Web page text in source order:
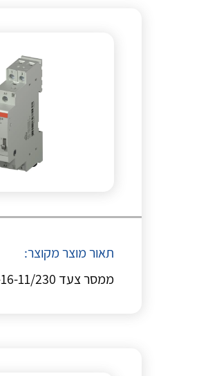
תאור מוצר מקוצר:
ממסר צעד ABB E290-16-11/230